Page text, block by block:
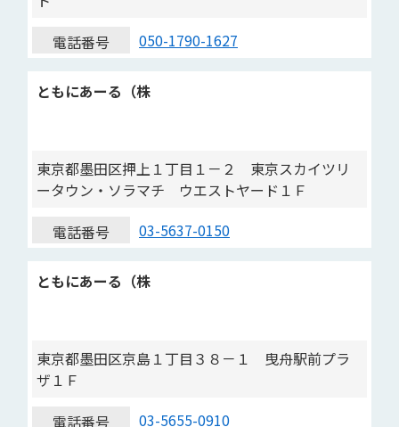
電話番号
050-1790-1627
ともにあーる（株
東京都墨田区押上１丁目１－２ 東京スカイツリ
ータウン・ソラマチ ウエストヤード１Ｆ
電話番号
03-5637-0150
ともにあーる（株
東京都墨田区京島１丁目３８－１ 曳舟駅前プラ
ザ１Ｆ
電話番号
03-5655-0910